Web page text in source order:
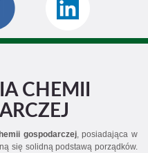
CHEMII
gospodarczej, posiadająca w
się solidną podstawą porządków.